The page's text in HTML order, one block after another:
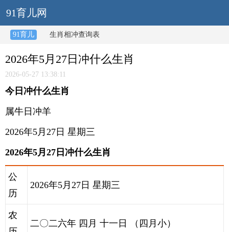
91育儿网
91育儿 生肖相冲查询表
2026年5月27日冲什么生肖
2026-05-27 13:38:11
今日冲什么生肖
属牛日冲羊
2026年5月27日 星期三
2026年5月27日冲什么生肖
公
历
2026年5月27日 星期三
农
二〇二六年 四月 十一日 （四月小）